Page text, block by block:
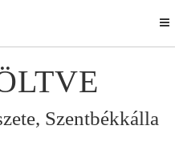
Szentbékkálla